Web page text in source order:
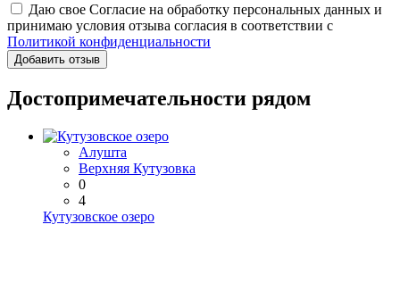
Даю свое Согласие на обработку персональных данных и
принимаю условия отзыва согласия в соответствии с
Политикой конфиденциальности
Добавить отзыв
Достопримечательности рядом
Алушта
Верхняя Кутузовка
0
4
Кутузовское озеро